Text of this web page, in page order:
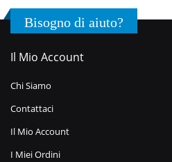
Bisogno di aiuto?
Il Mio Account
Chi Siamo
Contattaci
Il Mio Account
I Miei Ordini